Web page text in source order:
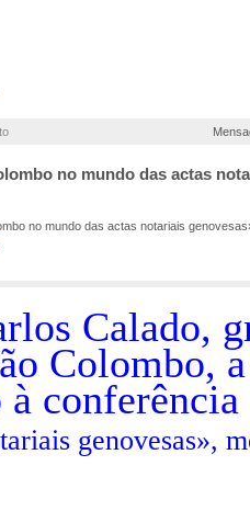
no mundo das actas
no mundo das actas notariais
Calado,
Colombo,
genovesas»,